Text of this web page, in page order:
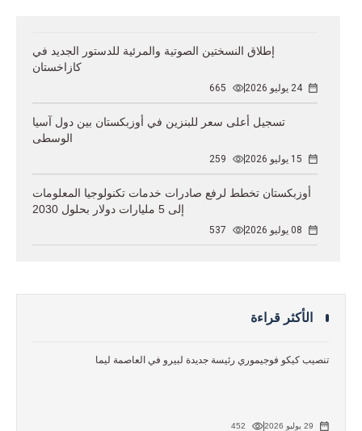
إطلاق النسختين الصوتية والمرئية للدستور الجديد في
كازاخستان
24 يوليو 2026 665
تسجيل أعلى سعر للبنزين في أوزبكستان بين دول آسيا
الوسطى
15 يوليو 2026 259
أوزبكستان تخطط لرفع صادرات خدمات تكنولوجيا المعلومات
إلى 5 مليارات دولار بحلول 2030
08 يوليو 2026 537
الأكثر قراءة
تنصيب كيكو فوجيموري رئيسة جديدة لبيرو في العاصمة ليما
29 يوليو 2026 452